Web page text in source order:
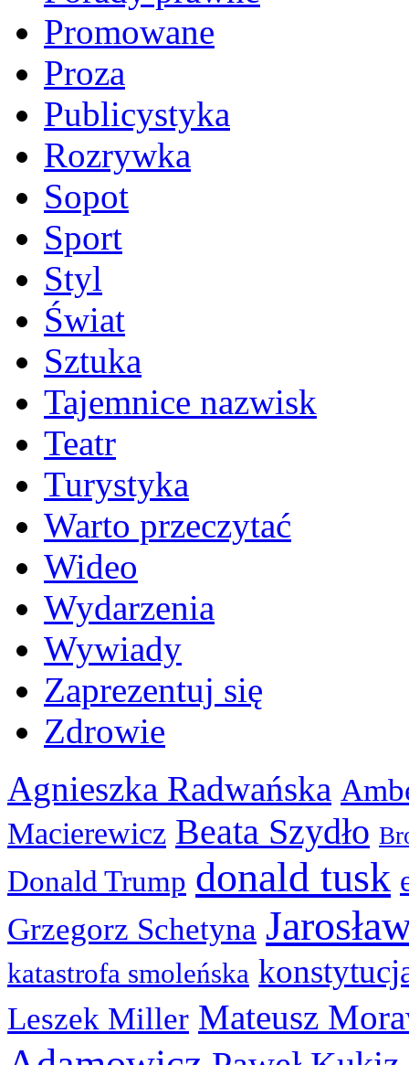
Promowane
Proza
Publicystyka
Rozrywka
Sopot
Sport
Styl
Świat
Sztuka
Tajemnice nazwisk
Teatr
Turystyka
Warto przeczytać
Wideo
Wydarzenia
Wywiady
Zaprezentuj się
Zdrowie
Agnieszka Radwańska
Macierewicz Beata Szydło
Donald Trump donald tusk
Grzegorz Schetyna
katastrofa smoleńska
Leszek Miller Mateusz